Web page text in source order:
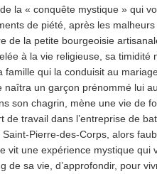
la « conquête mystique » qui
de piété, après les
de la petite bourgeoisie
à la vie religieuse, sa timidité
famille qui la conduisit au
naîtra un garçon prénommé lui
son chagrin, mène une vie de
de travail dans l’entreprise de
Pierre-des-Corps, alors
vit une expérience mystique qui
de sa vie, d’approfondir, pour